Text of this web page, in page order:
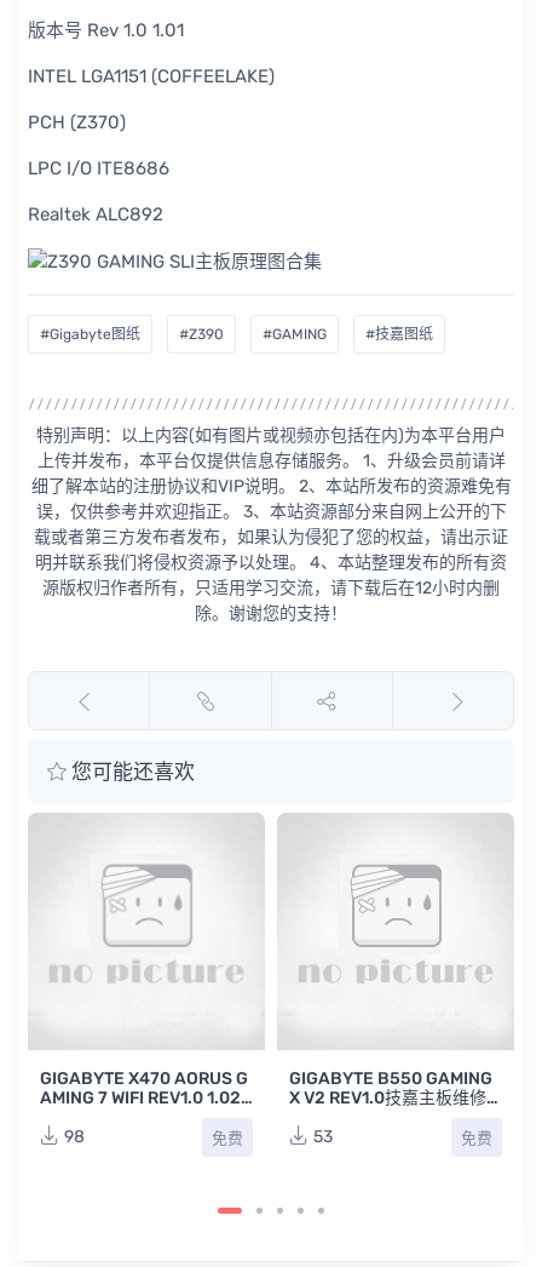
版本号 Rev 1.0 1.01
INTEL LGA1151 (COFFEELAKE)
PCH (Z370)
LPC I/O ITE8686
Realtek ALC892
#Gigabyte图纸 #Z390 #GAMING #技嘉图纸
特别声明：以上内容(如有图片或视频亦包括在内)为本平台用户
上传并发布，本平台仅提供信息存储服务。 1、升级会员前请详
细了解本站的注册协议和VIP说明。 2、本站所发布的资源难免有
误，仅供参考并欢迎指正。 3、本站资源部分来自网上公开的下
载或者第三方发布者发布，如果认为侵犯了您的权益，请出示证
明并联系我们将侵权资源予以处理。 4、本站整理发布的所有资
源版权归作者所有，只适用学习交流，请下载后在12小时内删
除。谢谢您的支持！
您可能还喜欢
GIGABYTE X470 AORUS G
AMING 7 WIFI REV1.0 1.02
修点位图TVW合集
98 免费
GIGABYTE B550 GAMING
X V2 REV1.0技嘉主板维修
53
免费